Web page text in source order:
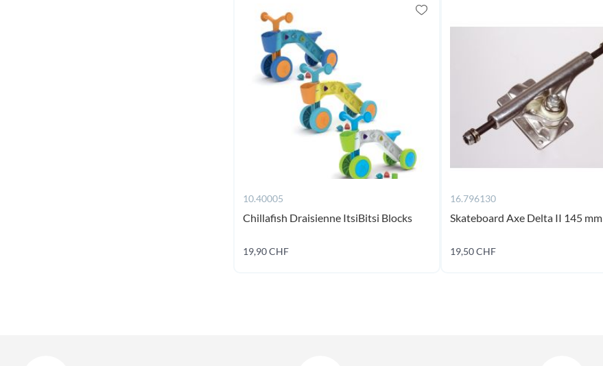
10.40005
Chillafish Draisienne ItsiBitsi Blocks
19,90 CHF
16.796130
Skateboard Axe Delta II 145 mm
19,50 CHF